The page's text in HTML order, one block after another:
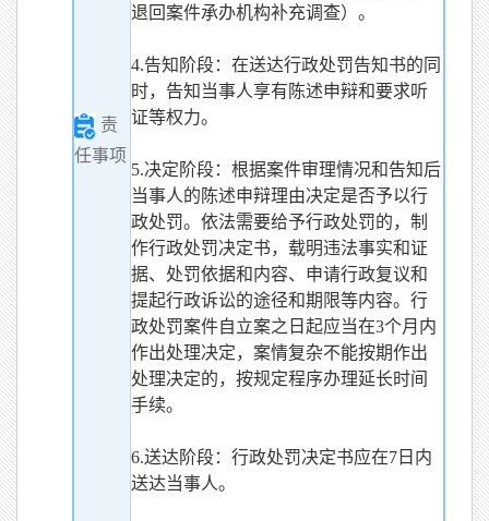
责
任事项
退回案件承办机构补充调查）。
4.告知阶段：在送达行政处罚告知书的同
时，告知当事人享有陈述申辩和要求听
证等权力。
5.决定阶段：根据案件审理情况和告知后
当事人的陈述申辩理由决定是否予以行
政处罚。依法需要给予行政处罚的，制
作行政处罚决定书，载明违法事实和证
据、处罚依据和内容、申请行政复议和
提起行政诉讼的途径和期限等内容。行
政处罚案件自立案之日起应当在3个月内
作出处理决定，案情复杂不能按期作出
处理决定的，按规定程序办理延长时间
手续。
6.送达阶段：行政处罚决定书应在7日内
送达当事人。